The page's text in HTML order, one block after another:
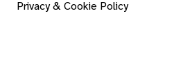
Privacy & Cookie Policy